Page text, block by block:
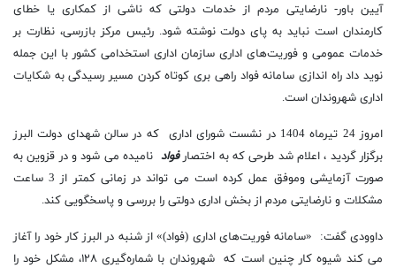
آیین باور- نارضایتی مردم از خدمات دولتی که ناشی از کمکاری یا خطای
کارمندان است نباید به پای دولت نوشته شود.رئیس مرکز بازرسی، نظارت بر
خدمات عمومی و فوریت‌های اداری سازمان اداری استخدامی کشور با این جمله
نوید داد راه اندازی سامانه فواد راهی بری کوتاه کردن مسیر رسیدگی به شکایات
اداری شهروندان است.
امروز 24 تیرماه 1404 در نشست شورای اداری که در سالن شهدای دولت البرز
برگزار گردید ، اعلام شد طرحی که به اختصارفواد نامیده می شود و در قزوین به
صورت آزمایشی وموفق عمل کرده است می تواند در زمانی کمتر از 3 ساعت
مشکلات و نارضایتی مردم از بخش اداری دولتی را بررسی و پاسخگویی کند.
داوودی گفت: «سامانه فوریت‌های اداری (فواد)» از شنبه در البرز کار خود را آغاز
می کند شیوه کار چنین است که
شهروندان با شماره‌گیری ۱۲۸، مشکل خود را